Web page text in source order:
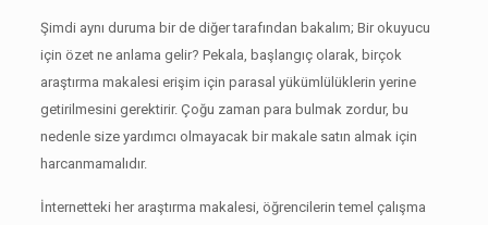
Şimdi aynı duruma bir de diğer tarafından bakalım; Bir okuyucu
için özet ne anlama gelir? Pekala, başlangıç ​​olarak, birçok
araştırma makalesi erişim için parasal yükümlülüklerin yerine
getirilmesini gerektirir. Çoğu zaman para bulmak zordur, bu
nedenle size yardımcı olmayacak bir makale satın almak için
harcanmamalıdır.
İnternetteki her araştırma makalesi, öğrencilerin temel çalışma